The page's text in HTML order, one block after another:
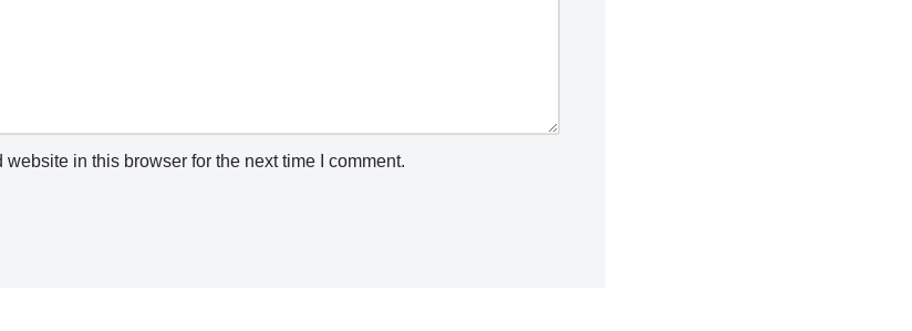
in this browser for the next time I comment.